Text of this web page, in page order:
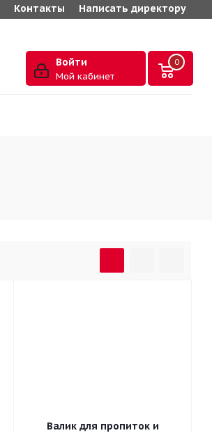
Контакты Написать директору
0
Войти
Мой кабинет
Валик для пропиток и